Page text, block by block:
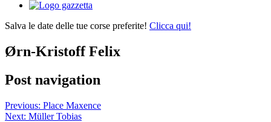
Salva le date delle tue corse preferite! Clicca qui!
Ørn-Kristoff Felix
Post navigation
Previous: Place Maxence
Next: Müller Tobias